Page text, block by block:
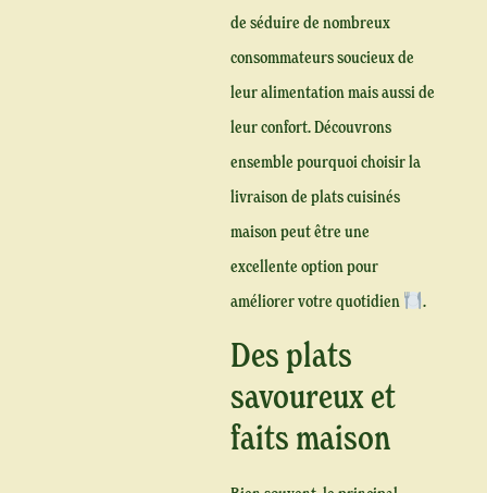
de séduire de nombreux
consommateurs soucieux de
leur alimentation mais aussi de
leur confort. Découvrons
ensemble pourquoi choisir la
livraison de plats cuisinés
maison peut être une
excellente option pour
améliorer votre quotidien
.
Des plats
savoureux et
faits maison